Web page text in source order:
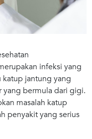
infeksi yang
jantung yang
yang bermula dari gigi.
masalah katup
penyakit yang serius